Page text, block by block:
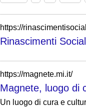
https://
Rinascimenti
https://magnete.mi.it/
Magnete, luogo di
Un luogo di cura e